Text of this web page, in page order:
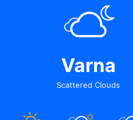
Varna
Scattered Clouds